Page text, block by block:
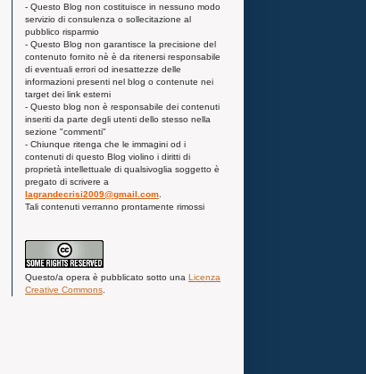
- Questo Blog non costituisce in nessuno modo
servizio di consulenza o sollecitazione al
pubblico risparmio
- Questo Blog non garantisce la precisione del
contenuto fornito nè è da ritenersi responsabile
di eventuali errori od inesattezze delle
informazioni presenti nel blog o contenute nei
target dei link esterni
- Questo blog non è responsabile dei contenuti
inseriti da parte degli utenti dello stesso nella
sezione "commenti"
- Chiunque ritenga che le immagini od i
contenuti di questo Blog violino i diritti di
proprietà intellettuale di qualsivoglia soggetto è
pregato di scrivere a
lagrandecrisi2009@gmail.com
Tali contenuti verranno prontamente rimossi
Questo/a opera è pubblicato sotto una Licenza
Creative Commons